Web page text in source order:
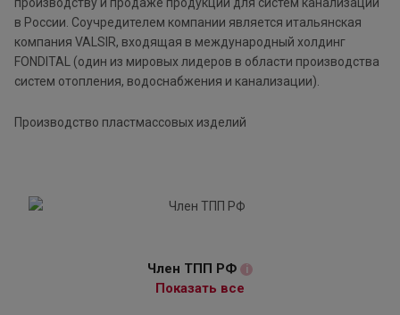
в России. Соучредителем компании является итальянская
компания VALSIR, входящая в международный холдинг
FONDITAL (один из мировых лидеров в области производства
систем отопления, водоснабжения и канализации).
Производство пластмассовых изделий
Член ТПП РФ i
Показать все